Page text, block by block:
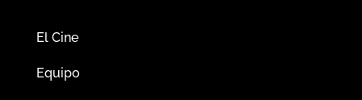
El Cine
Equipo